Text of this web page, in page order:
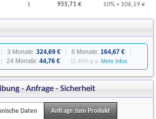
1 955,71 € 10% = 106,19 €
3 Monate: 324,69 € 6 Monate: 164,67 €
24 Monate: 44,76 € · 11.49% p.a. Mehr Infos
- Anfrage - Sicherheit
Daten Anfrage zum Produkt